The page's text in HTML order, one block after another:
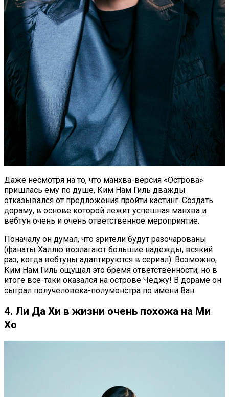
Даже несмотря на то, что манхва-версия «Острова»
пришлась ему по душе, Ким Нам Гиль дважды
отказывался от предложения пройти кастинг. Создать
дораму, в основе которой лежит успешная манхва и
вебтун очень и очень ответственное мероприятие.
Поначалу он думал, что зрители будут разочарованы
(фанаты Халлю возлагают большие надежды, всякий
раз, когда вебтуны адаптируются в сериал). Возможно,
Ким Нам Гиль ощущал это бремя ответственности, но в
итоге все-таки оказался на острове Чеджу! В дораме он
сыграл получеловека-полумонстра по имени Ван.
4. Ли Да Хи в жизни очень похожа на Ми
Хо